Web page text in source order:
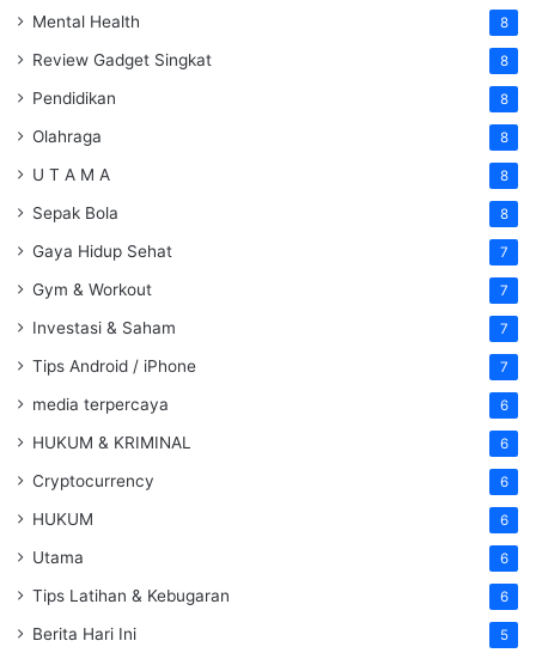
Mental Health 8
Review Gadget Singkat 8
Pendidikan 8
Olahraga 8
U T A M A 8
Sepak Bola 8
Gaya Hidup Sehat 7
Gym & Workout 7
Investasi & Saham 7
Tips Android / iPhone 7
media terpercaya 6
HUKUM & KRIMINAL 6
Cryptocurrency 6
HUKUM 6
Utama 6
Tips Latihan & Kebugaran 6
Berita Hari Ini 5